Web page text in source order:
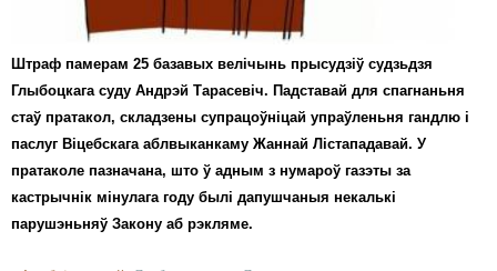
Штраф памерам 25 базавых велічынь прысудзіў судзьдзя
Глыбоцкага суду Андрэй Тарасевіч. Падставай для спагнаньня
стаў пратакол, складзены супрацоўніцай упраўленьня гандлю і
паслуг Віцебскага аблвыканкаму Жаннай Лістападавай. У
пратаколе пазначана, што ў адным з нумароў газэты за
кастрычнік мінулага году былі дапушчаныя некалькі
парушэньняў Закону аб рэкляме.